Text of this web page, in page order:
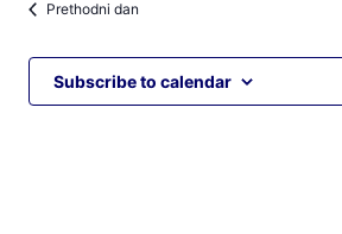
Prethodni dan
Subscribe to calendar